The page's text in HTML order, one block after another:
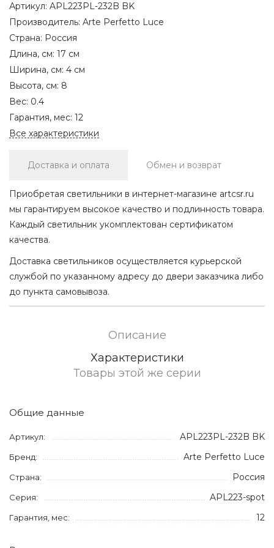
Артикул: APL223PL-232B BK
Производитель: Arte Perfetto Luce
Страна: Россия
Длина, см: 17 см
Ширина, см: 4 см
Высота, см: 8
Вес: 0.4
Гарантия, мес: 12
Все характеристики
Доставка и оплата Обмен и возврат
Приобретая светильники в интернет-магазине artcsr.ru
мы гарантируем высокое качество и подлинность товара.
Каждый светильник укомплектован сертификатом
качества.
Доставка светильников осуществляется курьерской
службой по указанному адресу до двери заказчика либо
до пункта самовывоза.
Описание
Характеристики
Товары этой же серии
Общие данные
Артикул: APL223PL-232B BK
Бренд: Arte Perfetto Luce
Страна: Россия
Серия: APL223-spot
Гарантия, мес: 12